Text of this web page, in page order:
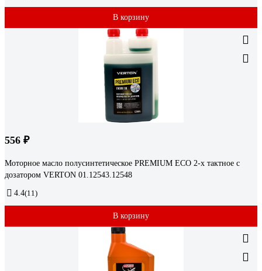
В корзину
556 ₽
Моторное масло полусинтетическое PREMIUM ECO 2-х тактное с
дозатором VERTON 01.12543.12548
4.4(11)
В корзину